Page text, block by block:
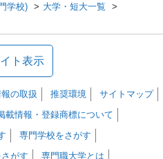
学校)
大学・短大一覧
ト表示
の取扱 推奨環境
サイトマップ
載情報・登録商標について
専門学校をさがす
がす
専門職大学とは